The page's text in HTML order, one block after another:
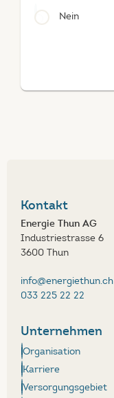
Nein
Kontakt
Energie Thun AG
Industriestrasse 6
3600 Thun
info@energiethun.ch
033 225 22 22
Unternehmen
Organisation
Karriere
Versorgungsgebiet